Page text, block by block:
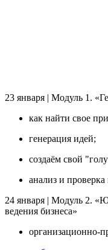
23 января | Модуль 1.
как найти свое
генерация идей;
создаём свой
анализ и проверка
24 января | Модуль 2.
ведения бизнеса»
организационно-